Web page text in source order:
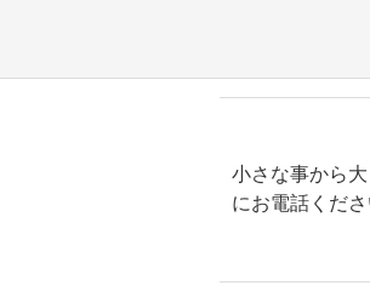
小さな事から
にお電話くだ